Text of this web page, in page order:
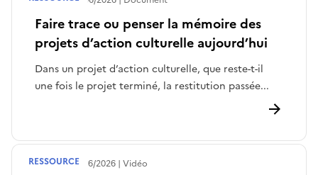
Faire trace ou penser la mémoire des
projets d’action culturelle aujourd’hui
Dans un projet d’action culturelle, que reste-t-il
une fois le projet terminé, la restitution passée...
Publié le12/06/2026 Vidéo
RESSOURCE